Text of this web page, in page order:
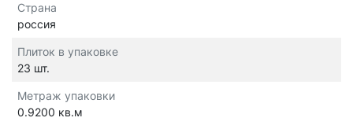
Страна
россия
Плиток в упаковке
23 шт.
Метраж упаковки
0.9200 кв.м